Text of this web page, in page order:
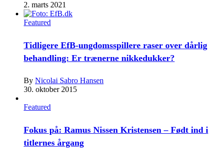
2. marts 2021
Featured
Tidligere EfB-ungdomsspillere raser over dårlig
behandling: Er trænerne nikkedukker?
By Nicolai Sabro Hansen
30. oktober 2015
Featured
Fokus på: Ramus Nissen Kristensen – Født ind i
titlernes årgang